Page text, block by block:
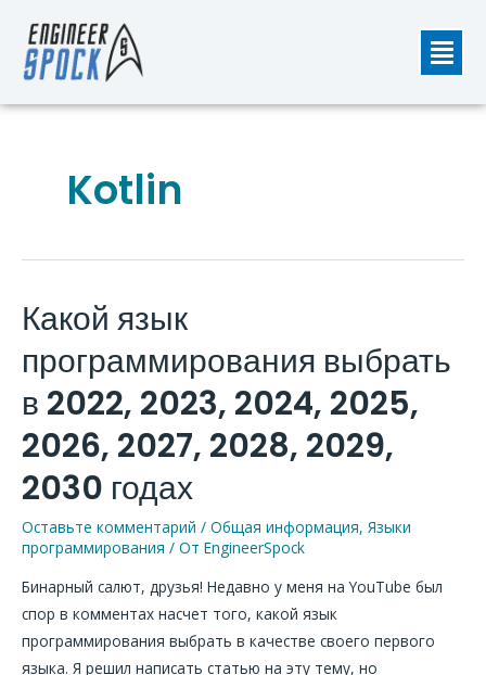
содержимому
Kotlin
Какой язык
программирования выбрать
в 2022, 2023, 2024, 2025,
2026, 2027, 2028, 2029,
2030 годах
Оставьте комментарий / Общая информация, Языки
программирования / От EngineerSpock
Бинарный салют, друзья! Недавно у меня на YouTube был
спор в комментах насчет того, какой язык
программирования выбрать в качестве своего первого
языка. Я решил написать статью на эту тему, но
Какой
язык
программирования
выбрать
в
2022,
2023,
2024,
2025,
2026,
2027,
2028,
2029,
2030